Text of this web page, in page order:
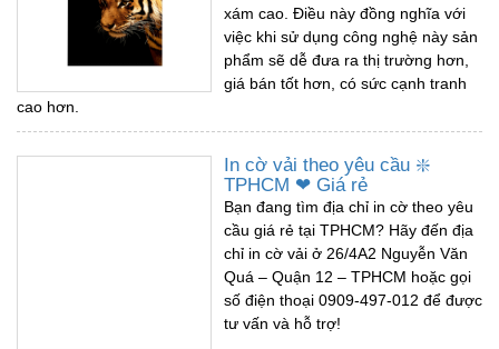
xám cao. Điều này đồng nghĩa với
việc khi sử dụng công nghệ này sản
phẩm sẽ dễ đưa ra thị trường hơn,
giá bán tốt hơn, có sức cạnh tranh
cao hơn.
In cờ vải theo yêu cầu ❇️
TPHCM ❤ Giá rẻ
Bạn đang tìm địa chỉ in cờ theo yêu
cầu giá rẻ tại TPHCM? Hãy đến địa
chỉ in cờ vải ở 26/4A2 Nguyễn Văn
Quá – Quận 12 – TPHCM hoặc gọi
số điện thoại 0909-497-012 để được
tư vấn và hỗ trợ!